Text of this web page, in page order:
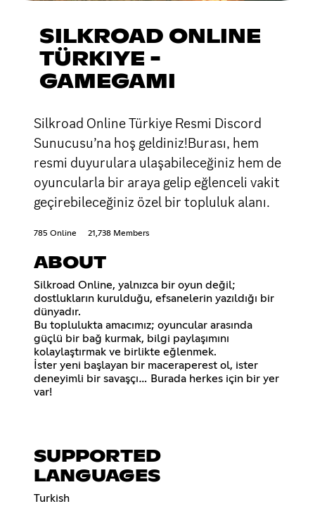
SILKROAD ONLINE
TÜRKIYE -
GAMEGAMI
Silkroad Online Türkiye Resmi Discord
Sunucusu’na hoş geldiniz!Burası, hem
resmi duyurulara ulaşabileceğiniz hem de
oyuncularla bir araya gelip eğlenceli vakit
geçirebileceğiniz özel bir topluluk alanı.
785 Online 21,738 Members
ABOUT
Silkroad Online, yalnızca bir oyun değil;
dostlukların kurulduğu, efsanelerin yazıldığı bir
dünyadır.
Bu toplulukta amacımız; oyuncular arasında
güçlü bir bağ kurmak, bilgi paylaşımını
kolaylaştırmak ve birlikte eğlenmek.
İster yeni başlayan bir maceraperest ol, ister
deneyimli bir savaşçı… Burada herkes için bir yer
var!
SUPPORTED
LANGUAGES
Turkish